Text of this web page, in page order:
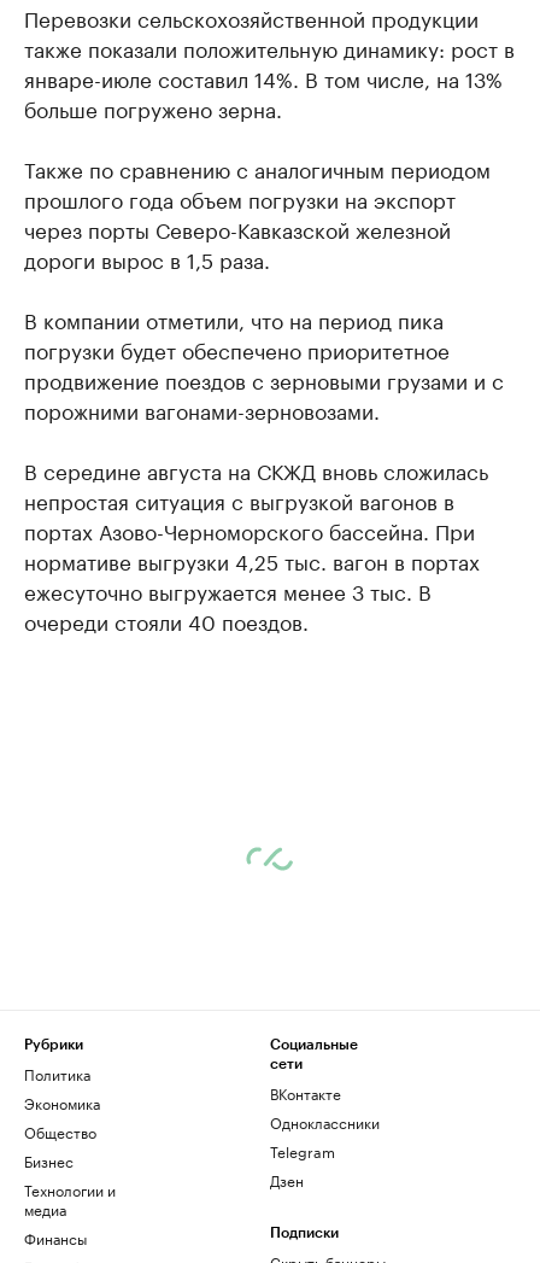
Перевозки сельскохозяйственной продукции
также показали положительную динамику: рост в
январе-июле составил 14%. В том числе, на 13%
больше погружено зерна.
Также по сравнению с аналогичным периодом
прошлого года объем погрузки на экспорт
через порты Северо-Кавказской железной
дороги вырос в 1,5 раза.
В компании отметили, что на период пика
погрузки будет обеспечено приоритетное
продвижение поездов с зерновыми грузами и с
порожними вагонами-зерновозами.
В середине августа на СКЖД вновь сложилась
непростая ситуация с выгрузкой вагонов в
портах Азово-Черноморского бассейна. При
нормативе выгрузки 4,25 тыс. вагон в портах
ежесуточно выгружается менее 3 тыс. В
очереди стояли 40 поездов.
Рубрики
Политика
Экономика
Общество
Бизнес
Технологии и
медиа
Финансы
Социальные
сети
ВКонтакте
Одноклассники
Telegram
Дзен
Подписки